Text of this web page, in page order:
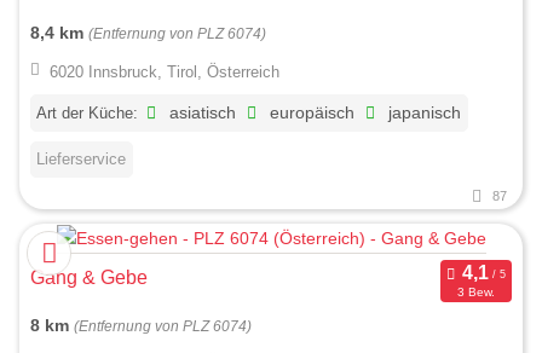
8,4 km (Entfernung von PLZ 6074)
6020 Innsbruck, Tirol, Österreich
Art der Küche: asiatisch europäisch japanisch
Lieferservice
87
Gang & Gebe
3 Bew.
8 km (Entfernung von PLZ 6074)